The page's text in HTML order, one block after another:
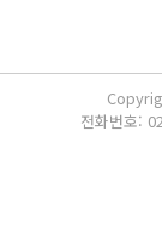
전화번호: